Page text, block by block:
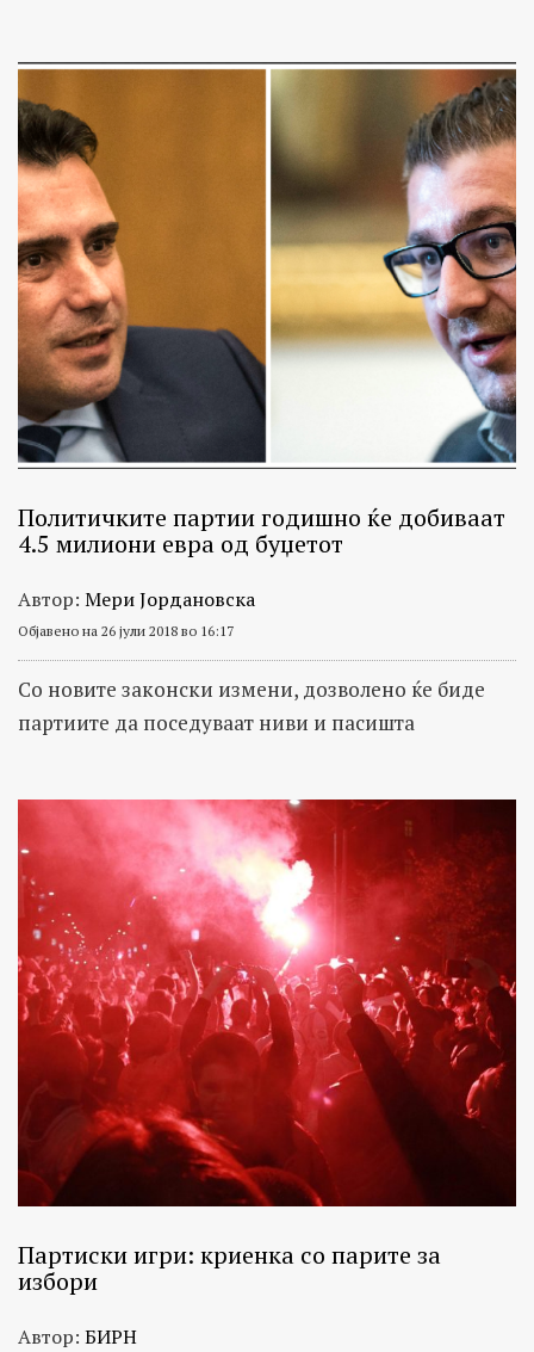
Политичките партии годишно ќе добиваат
4.5 милиони евра од буџетот
Автор: Мери Јордановска
Објавено на 26 јули 2018 во 16:17
Со новите законски измени, дозволено ќе биде
партиите да поседуваат ниви и пасишта
Партиски игри: криенка со парите за
избори
Автор: БИРН